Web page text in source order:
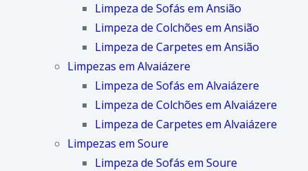
Limpeza de Sofás em Ansião
Limpeza de Colchões em Ansião
Limpeza de Carpetes em Ansião
Limpezas em Alvaiázere
Limpeza de Sofás em Alvaiázere
Limpeza de Colchões em Alvaiázere
Limpeza de Carpetes em Alvaiázere
Limpezas em Soure
Limpeza de Sofás em Soure